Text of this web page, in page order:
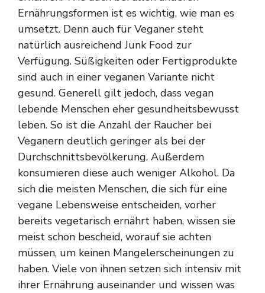
Ernährungsformen ist es wichtig, wie man es
umsetzt. Denn auch für Veganer steht
natürlich ausreichend Junk Food zur
Verfügung. Süßigkeiten oder Fertigprodukte
sind auch in einer veganen Variante nicht
gesund. Generell gilt jedoch, dass vegan
lebende Menschen eher gesundheitsbewusst
leben. So ist die Anzahl der Raucher bei
Veganern deutlich geringer als bei der
Durchschnittsbevölkerung. Außerdem
konsumieren diese auch weniger Alkohol. Da
sich die meisten Menschen, die sich für eine
vegane Lebensweise entscheiden, vorher
bereits vegetarisch ernährt haben, wissen sie
meist schon bescheid, worauf sie achten
müssen, um keinen Mangelerscheinungen zu
haben. Viele von ihnen setzen sich intensiv mit
ihrer Ernährung auseinander und wissen was